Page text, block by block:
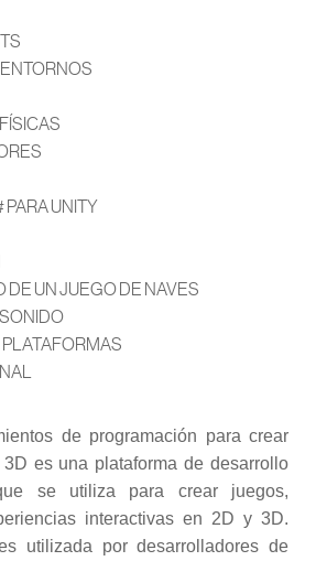
PARA UNITY
DE UN JUEGO DE NAVES
de programación para crear
es una plataforma de desarrollo
se utiliza para crear juegos,
interactivas en 2D y 3D.
utilizada por desarrolladores de